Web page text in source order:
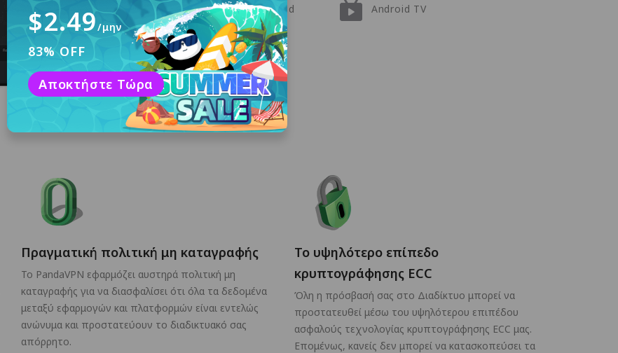
Apple TV Android Android TV
Linux
Πραγματική πολιτική μη καταγραφής
Το PandaVPN εφαρμόζει αυστηρά πολιτική μη
καταγραφής για να διασφαλίσει ότι όλα τα δεδομένα
μεταξύ εφαρμογών και πλατφορμών είναι εντελώς
ανώνυμα και προστατεύουν το διαδικτυακό σας
απόρρητο.
Το υψηλότερο επίπεδο
κρυπτογράφησης ECC
Όλη η πρόσβασή σας στο Διαδίκτυο μπορεί να
προστατευθεί μέσω του υψηλότερου επιπέδου
ασφαλούς τεχνολογίας κρυπτογράφησης ECC μας.
Επομένως, κανείς δεν μπορεί να κατασκοπεύσει τα
$2.49/μην
83% OFF
Αποκτήστε Τώρα